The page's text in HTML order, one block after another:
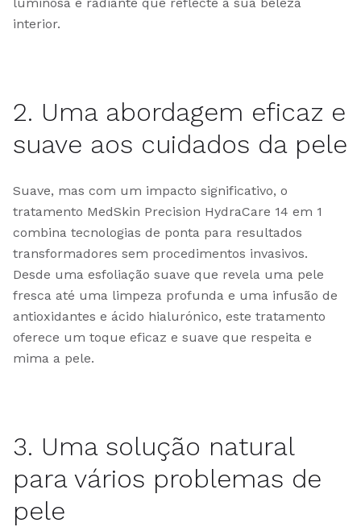
interior.
2. Uma abordagem eficaz e
suave aos cuidados da pele
Suave, mas com um impacto significativo, o
tratamento MedSkin Precision HydraCare 14 em 1
combina tecnologias de ponta para resultados
transformadores sem procedimentos invasivos.
Desde uma esfoliação suave que revela uma pele
fresca até uma limpeza profunda e uma infusão de
antioxidantes e ácido hialurónico, este tratamento
oferece um toque eficaz e suave que respeita e
mima a pele.
3. Uma solução natural
para vários problemas de
pele